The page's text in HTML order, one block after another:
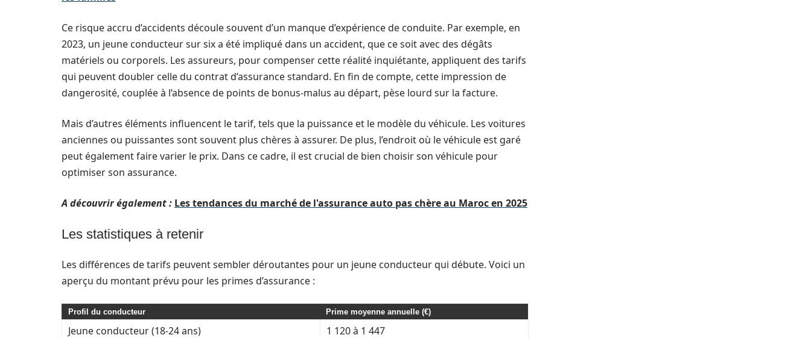
Ce risque accru d’accidents découle souvent d’un manque d’expérience de conduite. Par exemple, en
2023, un jeune conducteur sur six a été impliqué dans un accident, que ce soit avec des dégâts
matériels ou corporels. Les assureurs, pour compenser cette réalité inquiétante, appliquent des tarifs
qui peuvent doubler celle du contrat d’assurance standard. En fin de compte, cette impression de
dangerosité, couplée à l’absence de points de bonus-malus au départ, pèse lourd sur la facture.
Mais d’autres éléments influencent le tarif, tels que la puissance et le modèle du véhicule. Les voitures
anciennes ou puissantes sont souvent plus chères à assurer. De plus, l’endroit où le véhicule est garé
peut également faire varier le prix. Dans ce cadre, il est crucial de bien choisir son véhicule pour
optimiser son assurance.
A découvrir également : Les tendances du marché de l'assurance auto pas chère au Maroc en 2025
Les statistiques à retenir
Les différences de tarifs peuvent sembler déroutantes pour un jeune conducteur qui débute. Voici un
aperçu du montant prévu pour les primes d’assurance :
Profil du conducteur Prime moyenne annuelle (€)
Jeune conducteur (18-24 ans)
1 120 à 1 447